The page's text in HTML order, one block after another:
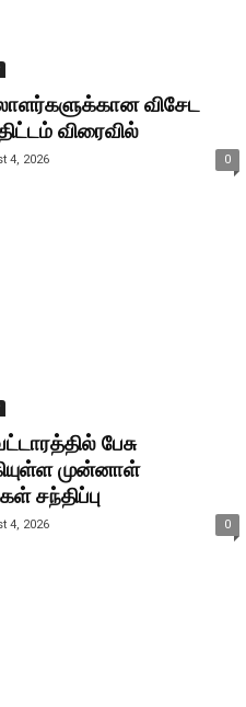
விசேட
திட்டம் விரைவில்
4, 2026 0
பேசு
முன்னாள்
சந்திப்பு
4, 2026 0